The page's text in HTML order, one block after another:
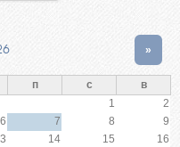
»
п с
в
1
2
6 7 8
9
14 15
16